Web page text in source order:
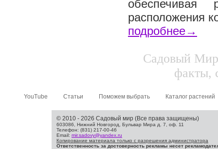
обеспечивая
расположения
подробнее→
Садовый
факты,
YouTube Статьи Поможем выбрать Каталог растений
© 2010 - 2026 Садовый мир (Все права защищены)
603086, Нижний Новгород, Бульвар Мира д. 7, оф. 11
Телефон: (831) 217-00-46
Email: mir.sadovy@yandex.ru
Копирование материала только с разрешения администратора
Ответственность за достоверность рекламы несет